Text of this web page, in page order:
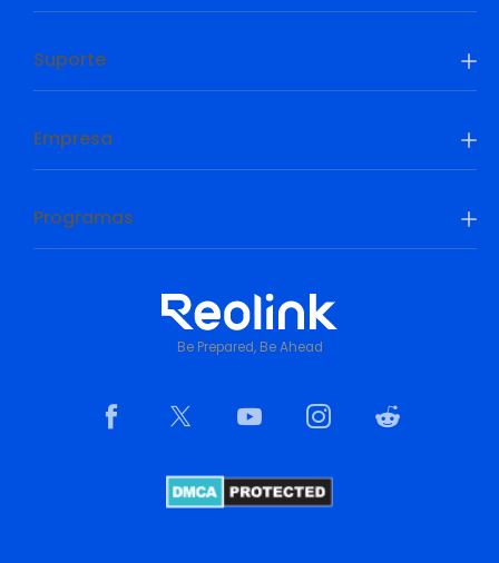
Suporte
Empresa
Programas
Be Prepared, Be Ahead